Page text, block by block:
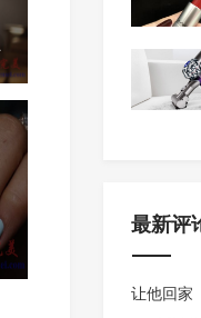
最新评
让他回家